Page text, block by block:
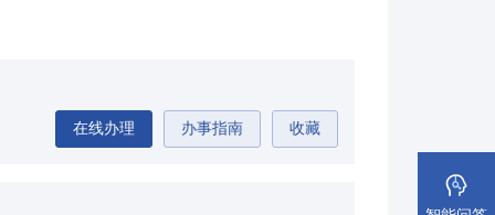
在线办理 办事指南 收藏